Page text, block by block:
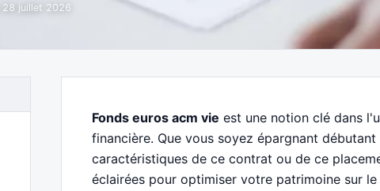
28 juillet 2026
Fonds euros acm vie est une notion clé dans
financière. Que vous soyez épargnant
caractéristiques de ce contrat ou de ce
éclairées pour optimiser votre patrimoine sur